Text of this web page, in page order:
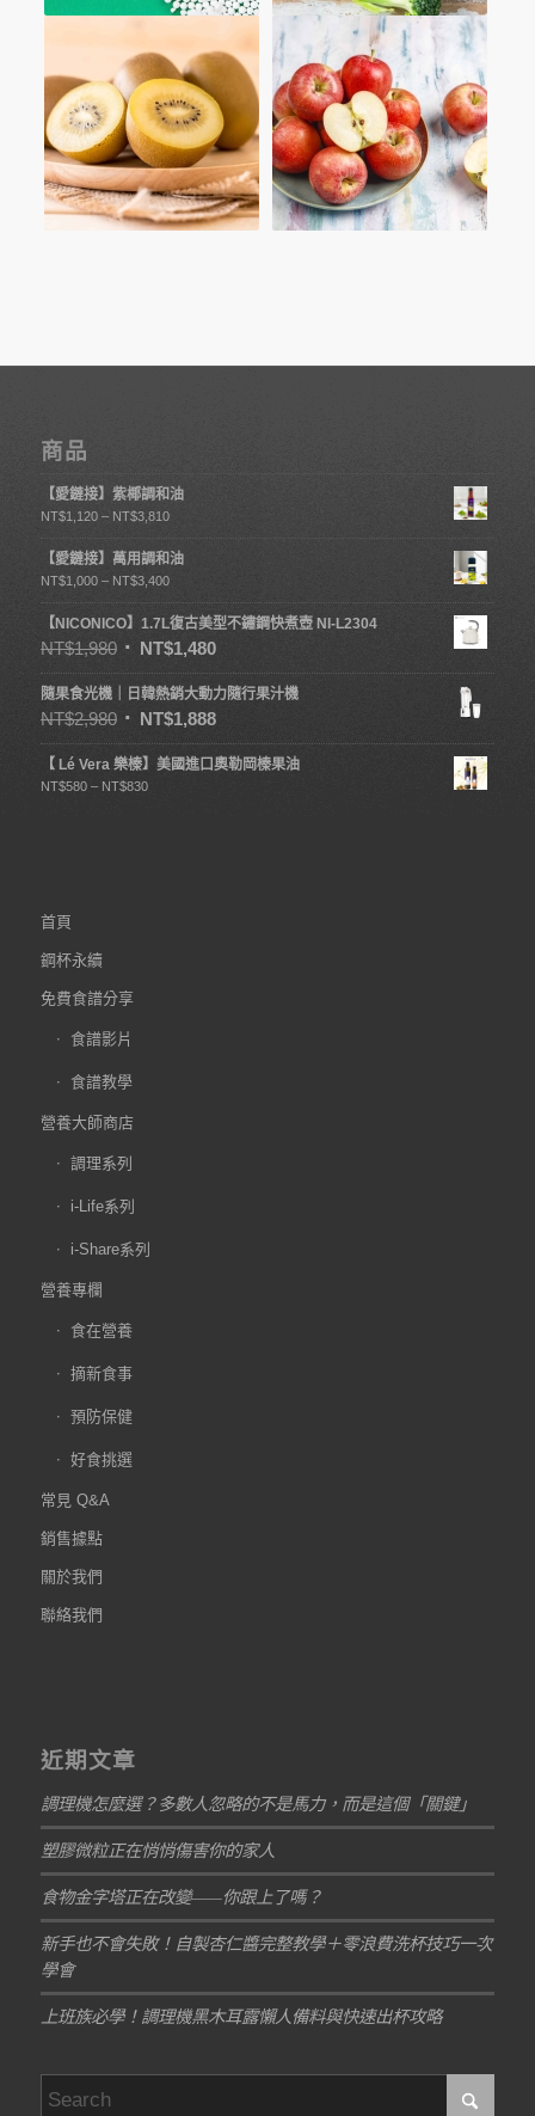
商品
【愛鏈接】紫椰調和油
NT$1,120 – NT$3,810
【愛鏈接】萬用調和油
NT$1,000 – NT$3,400
【NICONICO】1.7L復古美型不鏽鋼快煮壺 NI-L2304
NT$1,980 NT$1,480
隨果食光機｜日韓熱銷大動力隨行果汁機
NT$2,980 NT$1,888
【 Lé Vera 樂榛】美國進口奧勒岡榛果油
NT$580 – NT$830
首頁
鋼杯永續
免費食譜分享
食譜影片
食譜教學
營養大師商店
調理系列
i-Life系列
i-Share系列
營養專欄
食在營養
摘新食事
預防保健
好食挑選
常見 Q&A
銷售據點
關於我們
聯絡我們
近期文章
調理機怎麼選？多數人忽略的不是馬力，而是這個「關鍵」
塑膠微粒正在悄悄傷害你的家人
食物金字塔正在改變——你跟上了嗎？
新手也不會失敗！自製杏仁醬完整教學＋零浪費洗杯技巧一次
學會
上班族必學！調理機黑木耳露懶人備料與快速出杯攻略